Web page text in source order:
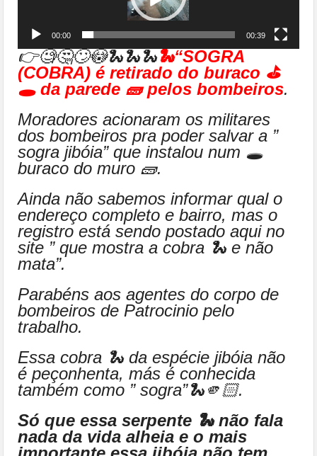
00:00 00:39
👉🧐🤔🙄😳🐍🐍🐍🐍“SOGRA
(COBRA) é retirado do buraco ⛳
🕳 da parede 🧱 pelos bombeiros.
Moradores acionaram os militares
dos bombeiros pra poder salvar a ”
sogra jibóia” que instalou num 🕳
buraco do muro 🧱.
Ainda não sabemos informar qual o
endereço completo e bairro, mas o
registro está sendo postado aqui no
site ” que mostra a cobra 🐍 e não
mata”.
Parabéns aos agentes do corpo de
bombeiros de Patrocinio pelo
trabalho.
Essa cobra 🐍 da espécie jibóia não
é peçonhenta, más é conhecida
também como ” sogra”🐍🫵🏻.
Só que essa serpente 🐍 não fala
nada da vida alheia e o mais